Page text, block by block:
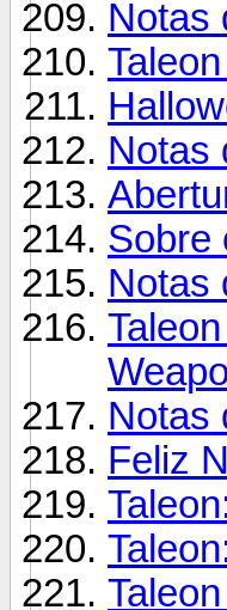
Notas
Notas
Sobre
Notas
Notas
Feliz